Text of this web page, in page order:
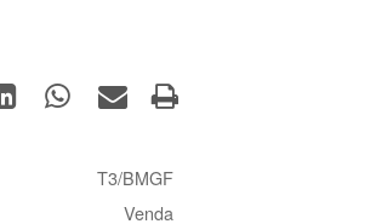
T3/BMGF
Venda